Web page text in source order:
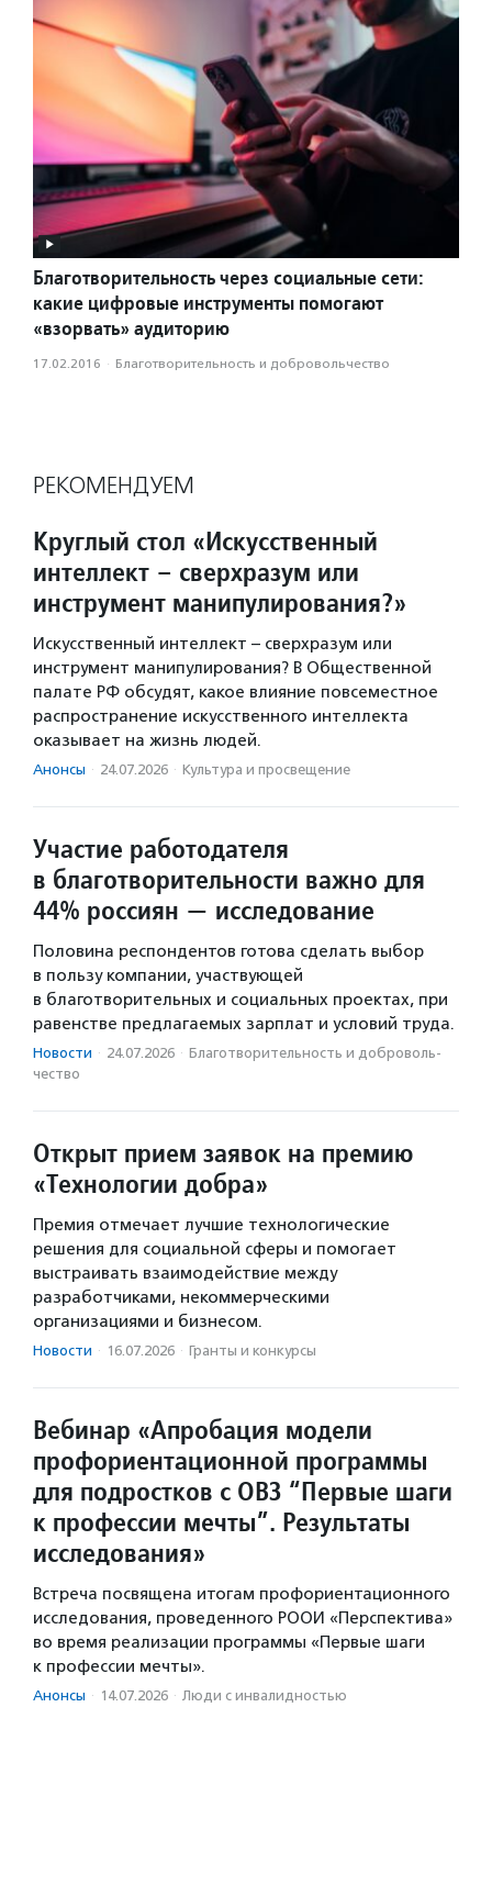
Благотворительность через социальные сети:
какие цифровые инструменты помогают
«взорвать» аудиторию
17.02.2016 · Благотвори­тель­ность и доброволь­чест­во
РЕКОМЕНДУЕМ
Круглый стол «Искусственный
интеллект – сверхразум или
инструмент манипулирования?»
Искусственный интеллект – сверхразум или
инструмент манипулирования? В Общественной
палате РФ обсудят, какое влияние повсеместное
распространение искусственного интеллекта
оказывает на жизнь людей.
Анонсы · 24.07.2026 · Культура и просвещение
Участие работодателя
в благотворительности важно для
44% россиян — исследование
Половина респондентов готова сделать выбор
в пользу компании, участвующей
в благотворительных и социальных проектах, при
равенстве предлагаемых зарплат и условий труда.
Новости · 24.07.2026 · Благотвори­тель­ность и доброволь­
чест­во
Открыт прием заявок на премию
«Технологии добра»
Премия отмечает лучшие технологические
решения для социальной сферы и помогает
выстраивать взаимодействие между
разработчиками, некоммерческими
организациями и бизнесом.
Новости · 16.07.2026 · Гранты и конкурсы
Вебинар «Апробация модели
профориентационной программы
для подростков с ОВЗ “Первые шаги
к профессии мечты”. Результаты
исследования»
Встреча посвящена итогам профориентационного
исследования, проведенного РООИ «Перспектива»
во время реализации программы «Первые шаги
к профессии мечты».
Анонсы · 14.07.2026 · Люди с инвалидностью